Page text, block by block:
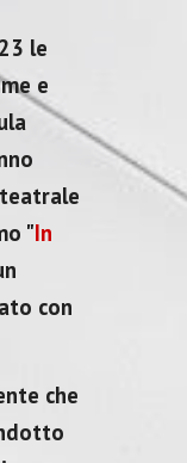
le
e
"In
con
che